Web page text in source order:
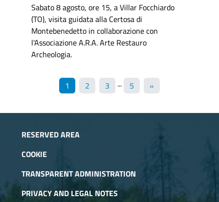
Sabato 8 agosto, ore 15, a Villar Focchiardo
(TO), visita guidata alla Certosa di
Montebenedetto in collaborazione con
l'Associazione A.R.A. Arte Restauro
Archeologia.
1 2 3 ... 5 »
RESERVED AREA
COOKIE
TRANSPARENT ADMINISTRATION
PRIVACY AND LEGAL NOTES